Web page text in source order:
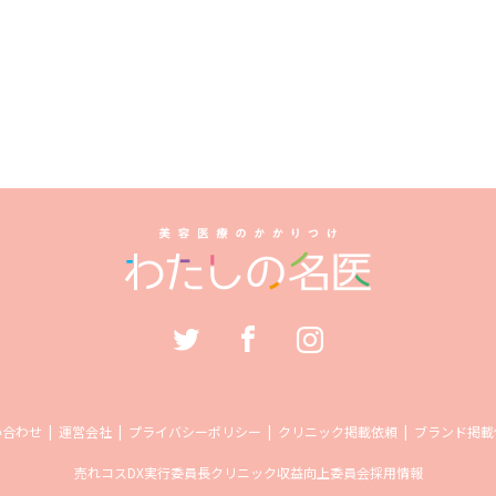
わせ 運営会社 プライバシーポリシー クリニック掲載依頼 ブランド掲
売れコスDX実行委員長クリニック収益向上委員会採用情報